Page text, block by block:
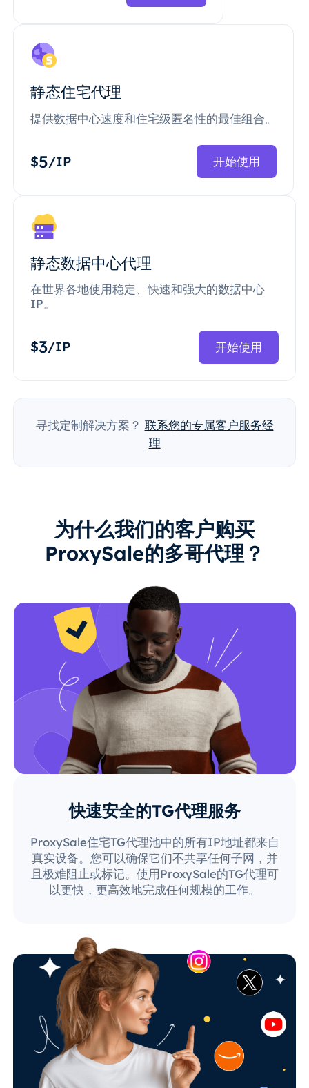
静态住宅代理
提供数据中心速度和住宅级匿名性的最佳组合。
$5/IP 开始使用
静态数据中心代理
在世界各地使用稳定、快速和强大的数据中心
IP。
$3/IP 开始使用
寻找定制解决方案？ 联系您的专属客户服务经
理
为什么我们的客户购买
ProxySale的多哥代理？
快速安全的TG代理服务
ProxySale住宅TG代理池中的所有IP地址都来自
真实设备。您可以确保它们不共享任何子网，并
且极难阻止或标记。使用ProxySale的TG代理可
以更快，更高效地完成任何规模的工作。